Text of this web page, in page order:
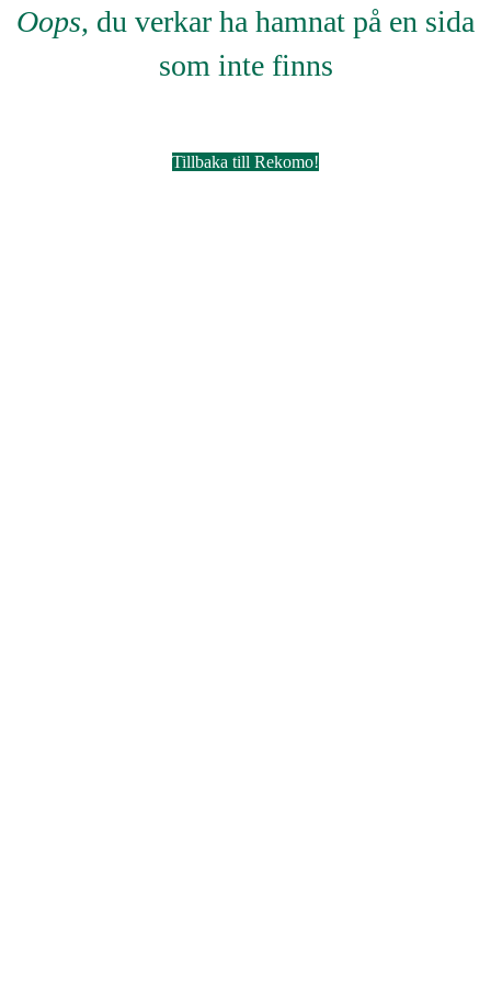
Oops, du verkar ha hamnat på en sida
som inte finns
Tillbaka till Rekomo!